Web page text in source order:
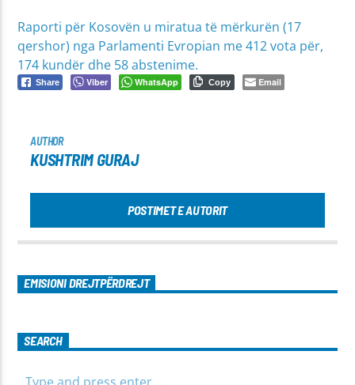
Raporti për Kosovën u miratua të mërkurën (17
qershor) nga Parlamenti Evropian me 412 vota për,
174 kundër dhe 58 abstenime.
Share Viber WhatsApp Copy Email
AUTHOR
KUSHTRIM GURAJ
POSTIMET E AUTORIT
EMISIONI DREJTPËRDREJT
SEARCH